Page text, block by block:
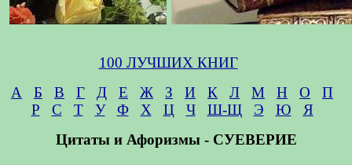
100 ЛУЧШИХ КНИГ
А
Б В Г Д Е Ж З И К Л М Н О
П
Р
С Т У Ф Х Ц Ч Ш-Щ Э Ю
Я
Цитаты и Афоризмы - СУЕВЕРИЕ